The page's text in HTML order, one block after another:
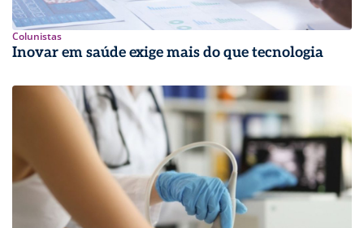
Colunistas
Inovar em saúde exige mais do que tecnologia